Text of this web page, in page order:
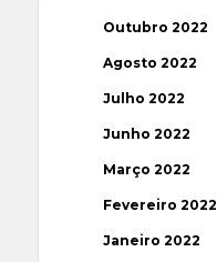
Outubro 2022
Agosto 2022
Julho 2022
Junho 2022
Março 2022
Fevereiro 2022
Janeiro 2022